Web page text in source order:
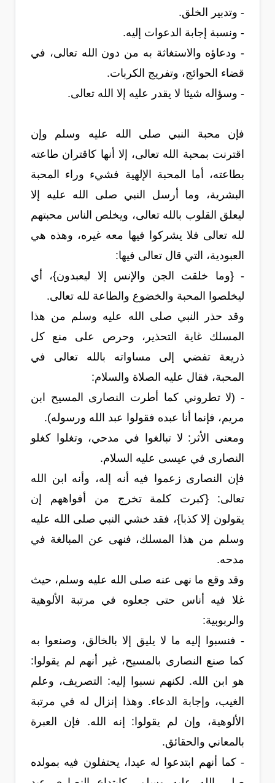
- وتدبير الخلق.
- ونسبة إجابة الدعوات إليه.
- ودعاؤه والاستغاثة به من دون الله تعالى، في
قضاء الحوائج، وتفريج الكربات.
- وسؤاله شيئا لا يقدر عليه إلا الله تعالى.
فإن محبة النبي صلى الله عليه وسلم وإن
اقترنت بمحبة الله تعالى، إلا أنها كاقتران طاعته
بطاعته، أما المحبة الإلهية فشيء وراء المحبة
البشرية، وما أرسل النبي صلى الله عليه إلا
ليعلق القلوب بالله تعالى، ويخلص الناس محبتهم
لله تعالى فلا يشركوا فيها معه غيره، وهذه هي
العبودية، التي قال تعالى فيها:
- {وما خلقت الجن والإنس إلا ليعبدون}، أي
ليخلصوا المحبة والخضوع والطاعة لله تعالى.
وقد حذر النبي صلى الله عليه وسلم من هذا
المسلك غاية التحذير، وحرص على منع كل
ذريعة تفضي إلى مساواته بالله تعالى في
المحبة، فقال عليه الصلاة والسلام:
- (لا تطروني كما أطرت النصارى المسيح ابن
مريم، فإنما أنا عبده فقولوا عبد الله ورسوله).
ومعنى الأثر: لا تبالغوا في مدحي، وتغلوا كغلو
النصارى في عيسى عليه السلام.
فإن النصارى زعموا فيه أنه إله، وأنه ابن الله
تعالى: {كبرت كلمة تخرج من أفواههم إن
يقولون إلا كذبا}، فقد خشي النبي صلى الله عليه
وسلم من هذا المسلك، فنهى عن المبالغة في
مدحه.
وقد وقع ما نهى عنه صلى الله عليه وسلم، حيث
غلا فيه أناس حتى جعلوه في مرتبة الألوهية
والربوبية:
- فنسبوا إليه ما لا يليق إلا بالخالق، وصنعوا به
كما صنع النصارى بالمسيح، غير أنهم لم يقولوا:
هو ابن الله. لكنهم نسبوا إليه: التصريف، وعلم
الغيب، وإجابة الدعاء. وهذا إنزال له في مرتبة
الألوهية، وإن لم يقولوا: إنه الله. فإن العبرة
بالمعاني والحقائق.
- كما أنهم ابتدعوا له عيدا، يحتفلون فيه بمولده